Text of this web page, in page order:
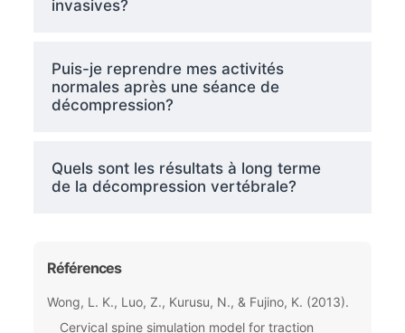
invasives?
Puis-je reprendre mes activités
normales après une séance de
décompression?
Quels sont les résultats à long terme
de la décompression vertébrale?
Références
Wong, L. K., Luo, Z., Kurusu, N., & Fujino, K. (2013).
Cervical spine simulation model for traction